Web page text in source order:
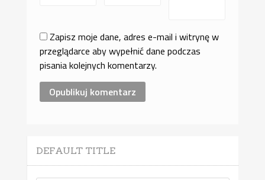
Zapisz moje dane, adres e-mail i witrynę w
przeglądarce aby wypełnić dane podczas
pisania kolejnych komentarzy.
DEFAULT TITLE